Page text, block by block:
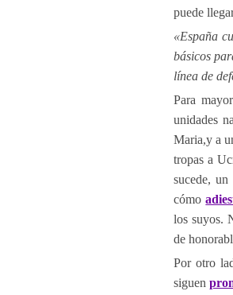
puede
«España
básicos
línea de
Para
unidades
Maria,y a
tropas a
sucede, un
cómo
los suyos.
de
Por otro
siguen